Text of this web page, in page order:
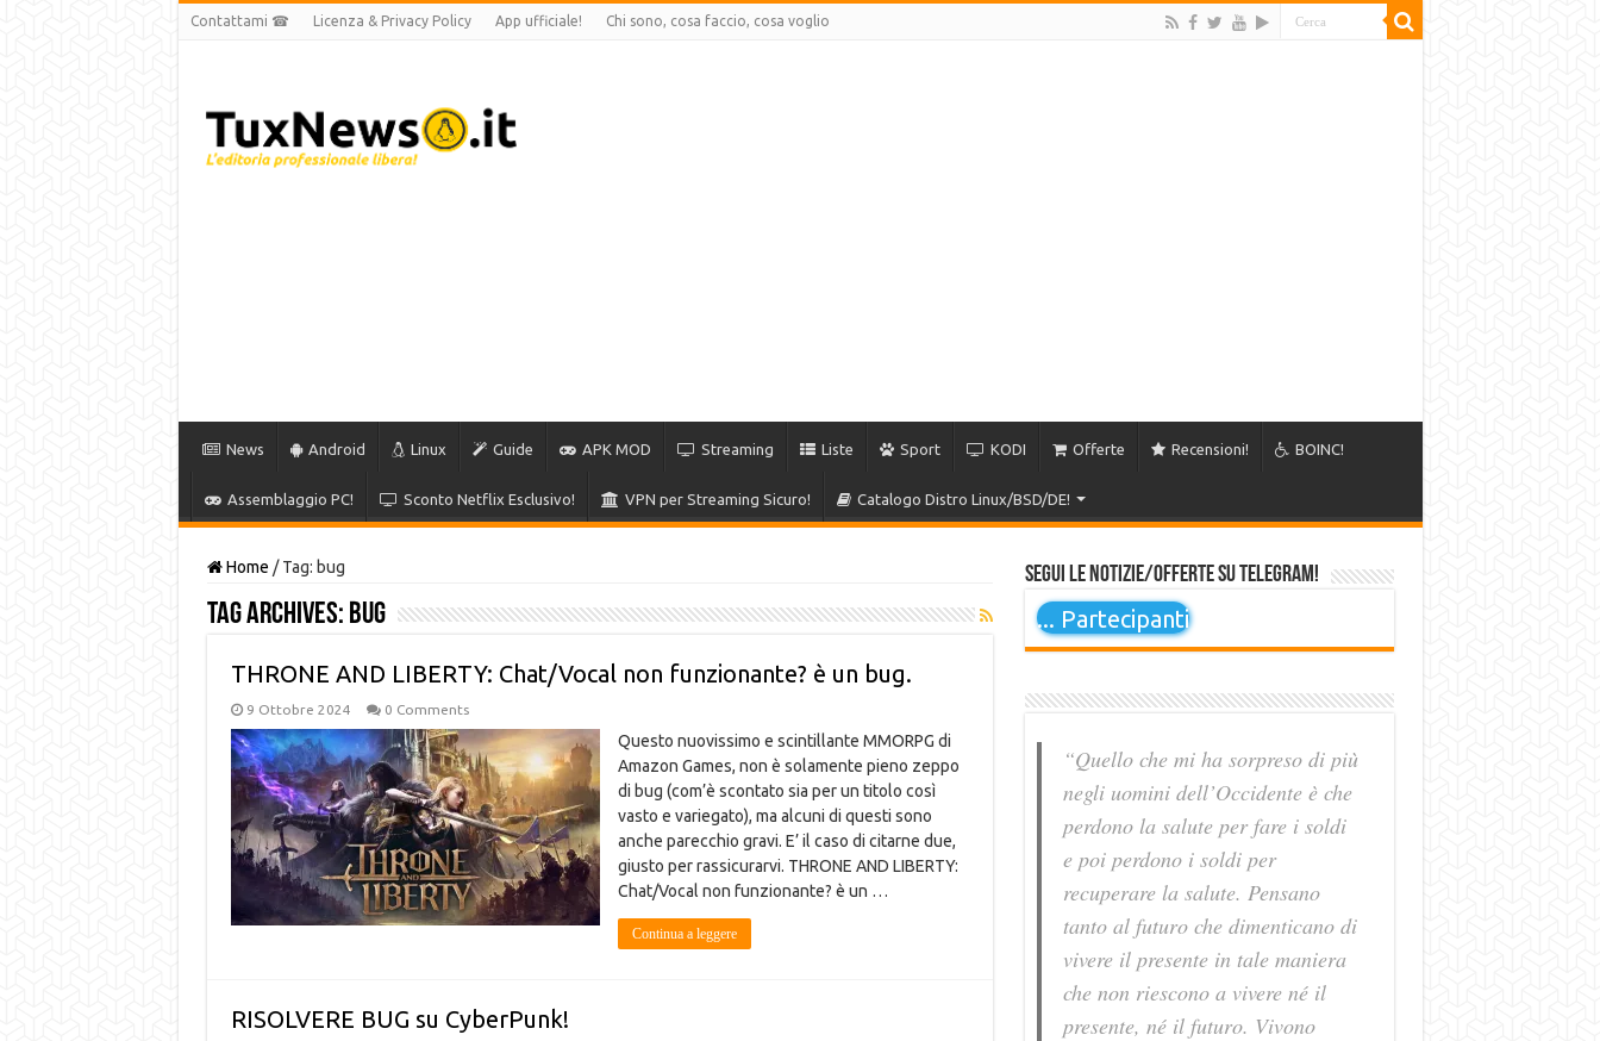
Contattami ☎ Licenza & Privacy Policy App ufficiale! Chi sono, cosa faccio, cosa voglio
News Android Linux Guide APK MOD Streaming Liste Sport KODI Offerte Recensioni! BOINC!
Assemblaggio PC! Sconto Netflix Esclusivo! VPN per Streaming Sicuro! Catalogo Distro Linux/BSD/DE!
Home / Tag: bug
Tag Archives: bug
THRONE AND LIBERTY: Chat/Vocal non funzionante? è un bug.
9 Ottobre 2024 0 Comments
Questo nuovissimo e scintillante MMORPG di
Amazon Games, non è solamente pieno zeppo
di bug (com’è scontato sia per un titolo così
vasto e variegato), ma alcuni di questi sono
anche parecchio gravi. E’ il caso di citarne due,
giusto per rassicurarvi. THRONE AND LIBERTY:
Chat/Vocal non funzionante? è un …
Continua a leggere
RISOLVERE BUG su CyberPunk!
Segui le notizie/offerte su Telegram!
... Partecipanti
“Quello che mi ha sorpreso di più
negli uomini dell’Occidente è che
perdono la salute per fare i soldi
e poi perdono i soldi per
recuperare la salute. Pensano
tanto al futuro che dimenticano di
vivere il presente in tale maniera
che non riescono a vivere né il
presente, né il futuro. Vivono